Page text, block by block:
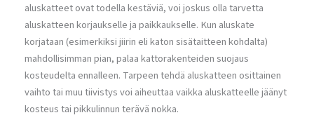
aluskatteet ovat todella kestäviä, voi joskus olla tarvetta
aluskatteen korjaukselle ja paikkaukselle. Kun aluskate
korjataan (esimerkiksi jiirin eli katon sisätaitteen kohdalta)
mahdollisimman pian, palaa kattorakenteiden suojaus
kosteudelta ennalleen. Tarpeen tehdä aluskatteen osittainen
vaihto tai muu tiivistys voi aiheuttaa vaikka aluskatteelle jäänyt
kosteus tai pikkulinnun terävä nokka.